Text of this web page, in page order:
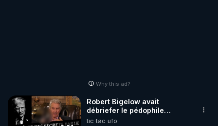
Why this ad?
Robert Bigelow avait
débriefer le pédophile
génocidaire de donald j
tic tac ufo